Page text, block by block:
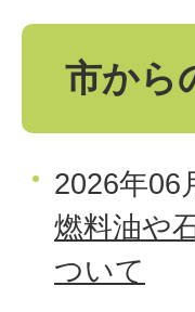
市から
2026年06
燃料油や
ついて